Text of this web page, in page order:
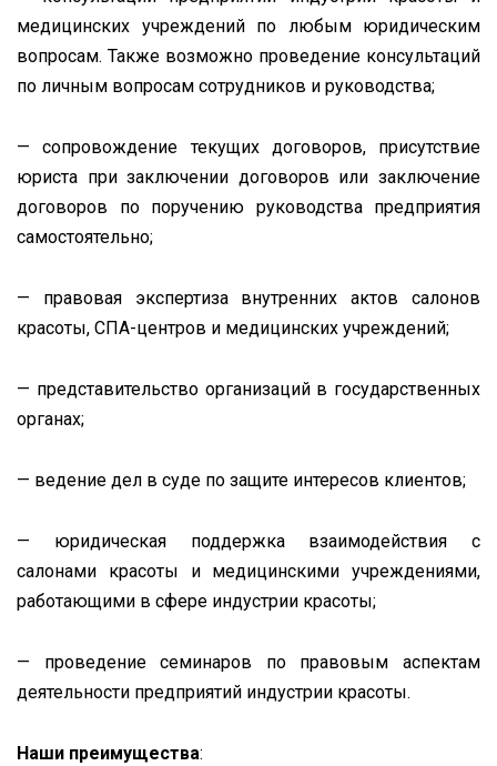
медицинских учреждений по любым юридическим
вопросам. Также возможно проведение консультаций
по личным вопросам сотрудников и руководства;
— сопровождение текущих договоров, присутствие
юриста при заключении договоров или заключение
договоров по поручению руководства предприятия
самостоятельно;
— правовая экспертиза внутренних актов салонов
красоты, СПА-центров и медицинских учреждений;
— представительство организаций в государственных
органах;
— ведение дел в суде по защите интересов клиентов;
— юридическая поддержка взаимодействия с
салонами красоты и медицинскими учреждениями,
работающими в сфере индустрии красоты;
— проведение семинаров по правовым аспектам
деятельности предприятий индустрии красоты.
Наши преимущества: